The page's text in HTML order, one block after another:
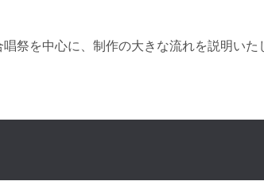
祭を中心に、制作の大きな流れを説明いた